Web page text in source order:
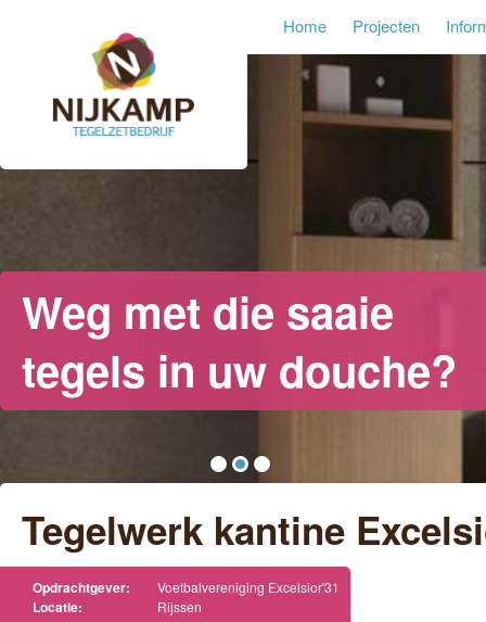
Home Projecten
Weg met die saaie
tegels in uw douche?
Tegelwerk kantine
Opdrachtgever: Voetbalvereniging Excelsior'31
Locatie: Rijssen